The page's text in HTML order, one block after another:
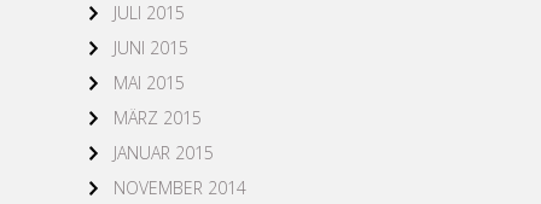
JULI 2015
JUNI 2015
MAI 2015
MÄRZ 2015
JANUAR 2015
NOVEMBER 2014